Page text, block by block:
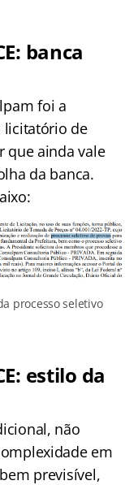
banca
foi a
licitatório de
que ainda vale
da banca.
processo seletivo
estilo da
não
em
previsível,